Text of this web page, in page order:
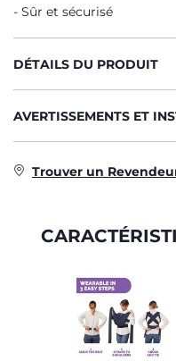
Sûr et sécurisé
DÉTAILS DU PRODUIT
AVERTISSEMENTS ET
Trouver un